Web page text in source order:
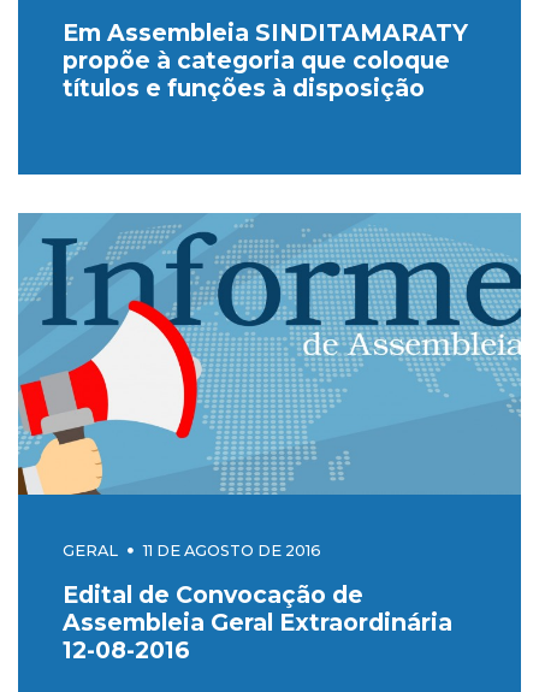
Em Assembleia SINDITAMARATY
propõe à categoria que coloque
títulos e funções à disposição
GERAL 11 DE AGOSTO DE 2016
Edital de Convocação de
Assembleia Geral Extraordinária
12-08-2016